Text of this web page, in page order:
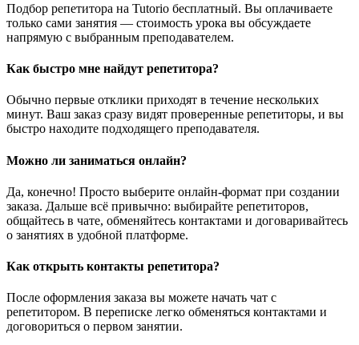
Подбор репетитора на Tutorio бесплатный. Вы оплачиваете
только сами занятия — стоимость урока вы обсуждаете
напрямую с выбранным преподавателем.
Как быстро мне найдут репетитора?
Обычно первые отклики приходят в течение нескольких
минут. Ваш заказ сразу видят проверенные репетиторы, и вы
быстро находите подходящего преподавателя.
Можно ли заниматься онлайн?
Да, конечно! Просто выберите онлайн-формат при создании
заказа. Дальше всё привычно: выбирайте репетиторов,
общайтесь в чате, обменяйтесь контактами и договаривайтесь
о занятиях в удобной платформе.
Как открыть контакты репетитора?
После оформления заказа вы можете начать чат с
репетитором. В переписке легко обменяться контактами и
договориться о первом занятии.